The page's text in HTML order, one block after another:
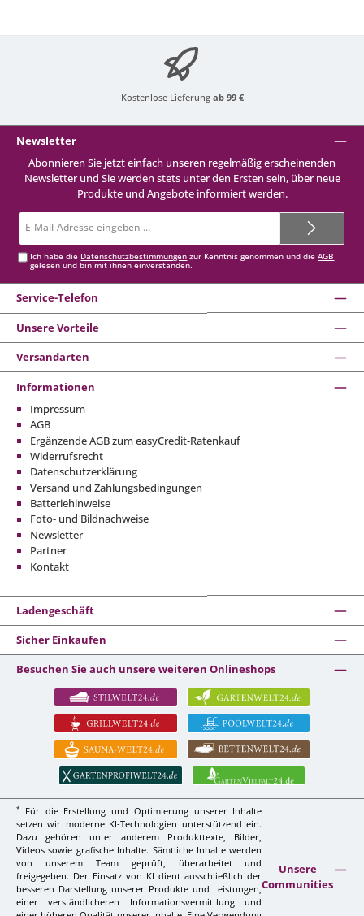
Kostenlose Lieferung ab 99 €
Newsletter
Abonnieren Sie jetzt einfach unseren regelmäßig erscheinenden
Newsletter und Sie werden stets unter den Ersten sein, über neue
Produkte und Angebote informiert werden.
Mail-
Ich habe die Datenschutzbestimmungen zur Kenntnis genommen und dieAGB
gelesen und bin mit ihnen einverstanden.
Service-Telefon
Unsere Vorteile
Versandarten
Informationen
Impressum
AGB
Ergänzende AGB zum easyCredit-Ratenkauf
Widerrufsrecht
Datenschutzerklärung
Versand und Zahlungsbedingungen
Batteriehinweise
Foto- und Bildnachweise
Newsletter
Partner
Kontakt
Ladengeschäft
Sicher Einkaufen
Besuchen Sie auch unsere weiteren Onlineshops
*
Für die Erstellung und Optimierung unserer Inhalte
setzen wir moderne KI-Technologien unterstützend ein.
Dazu gehören unter anderem Produkttexte, Bilder,
Videos sowie grafische Inhalte. Sämtliche Inhalte werden
von unserem Team geprüft, überarbeitet und
freigegeben. Der Einsatz von KI dient ausschließlich der
besseren Darstellung unserer Produkte und Leistungen,
einer verständlicheren Informationsvermittlung und
Unsere
Communities